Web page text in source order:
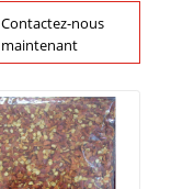
Contactez-nous
maintenant